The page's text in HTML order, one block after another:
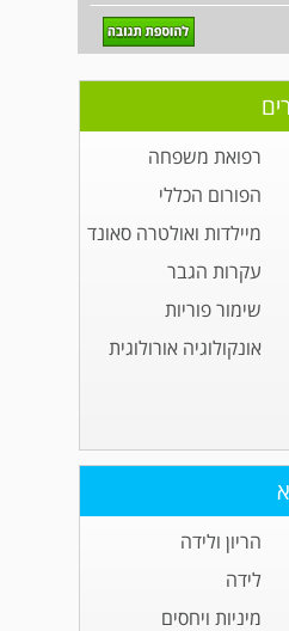
רפואת משפחה
הפורום הכללי
מיילדות ואולטרה סאונד
עקרות הגבר
שימור פוריות
אונקולוגיה אורולוגית
הריון ולידה
לידה
מיניות ויחסים